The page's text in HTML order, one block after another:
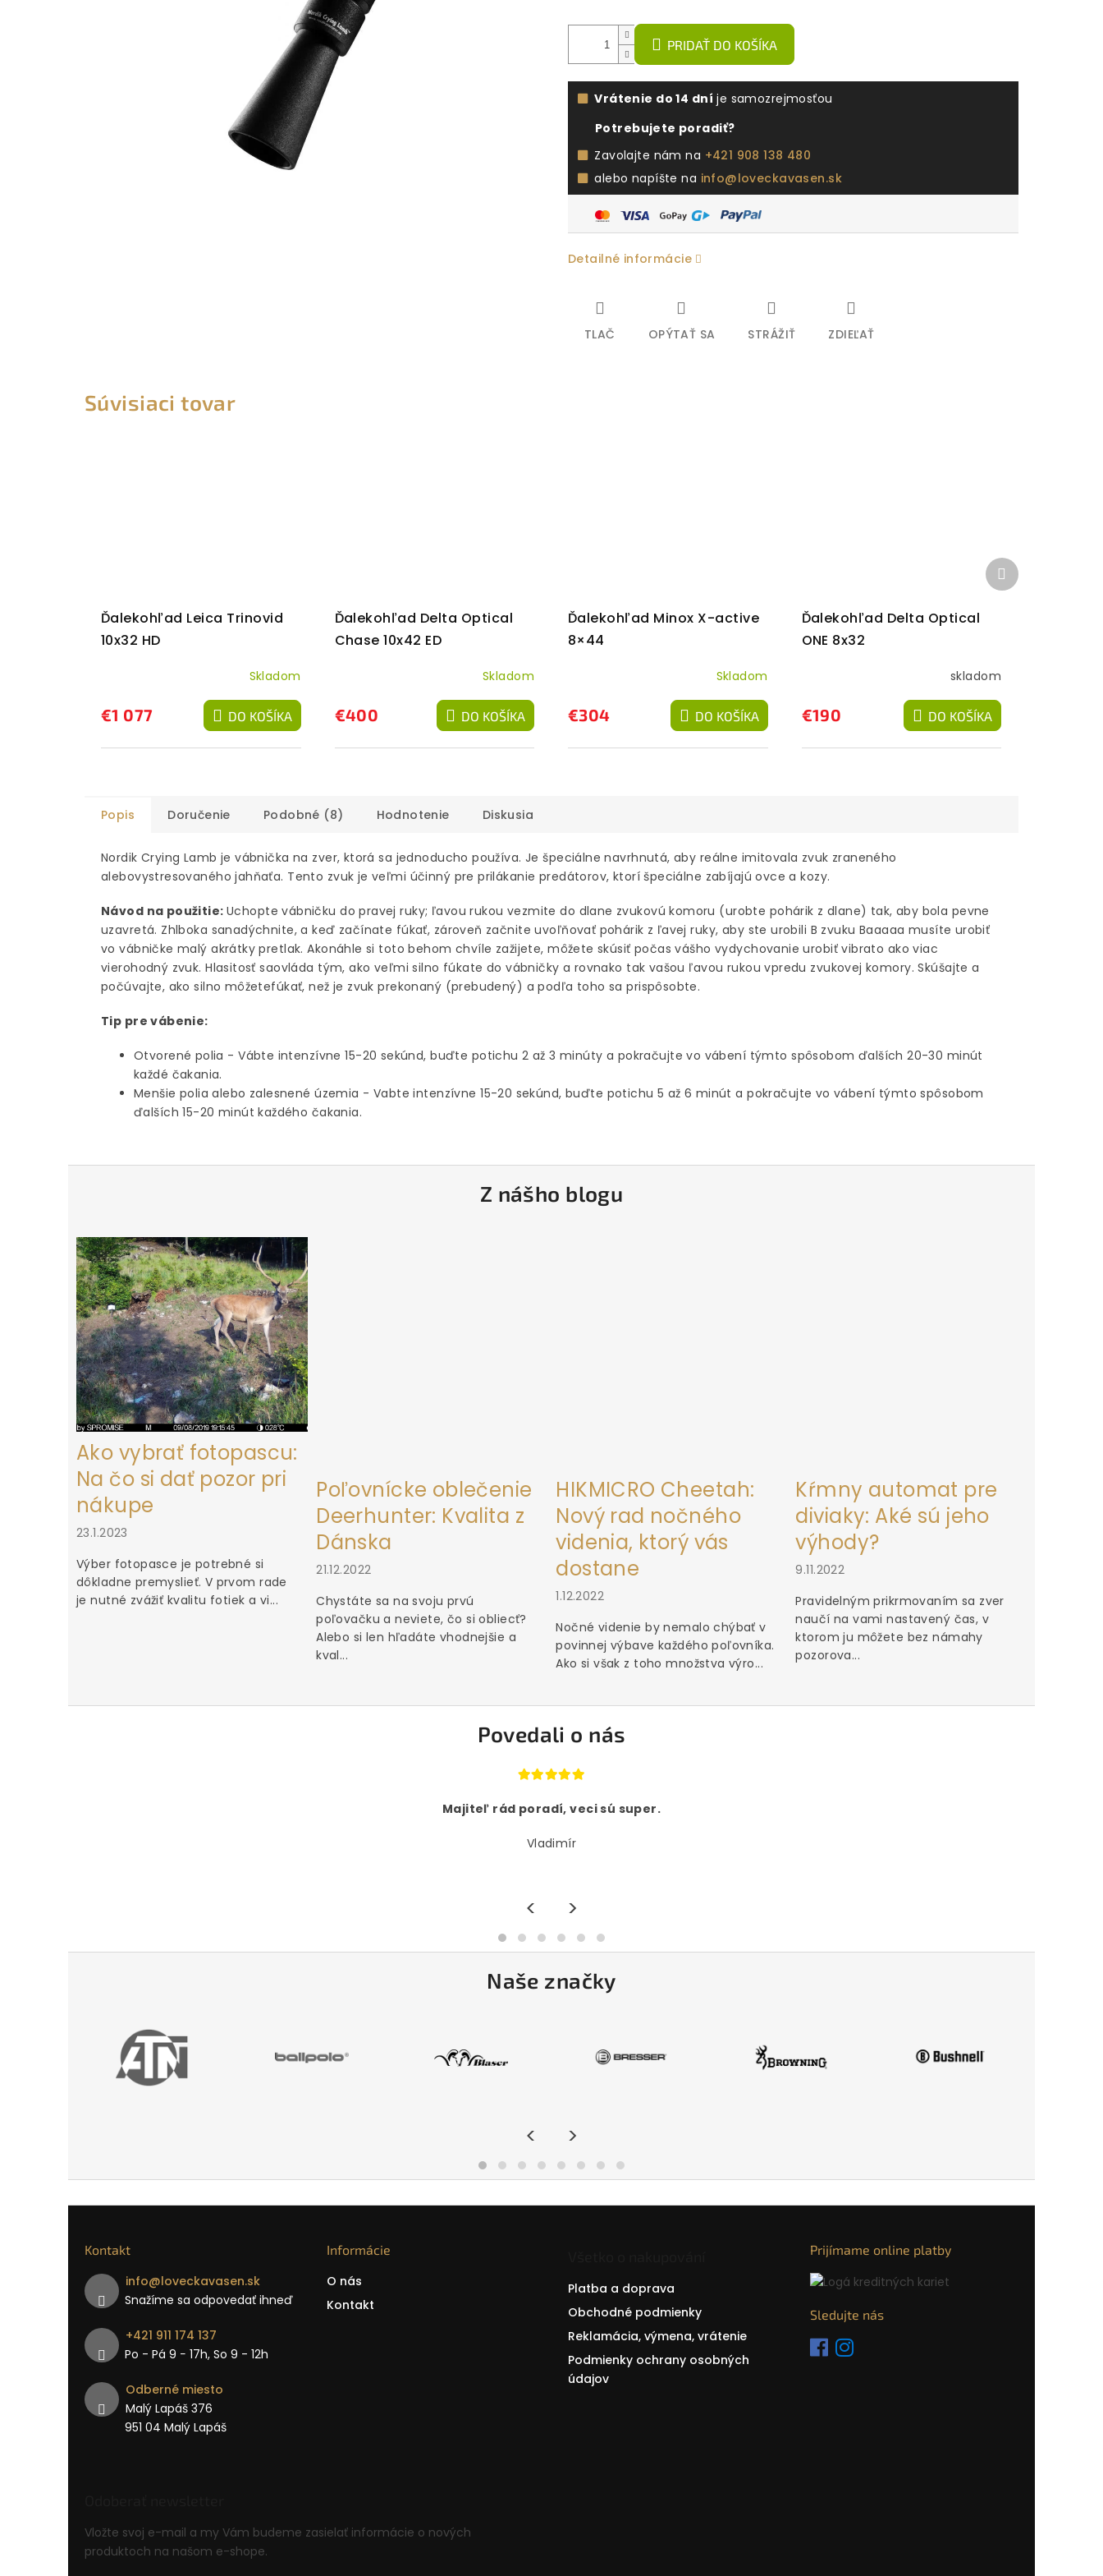
PRIDAŤ DO KOŠÍKA
Vrátenie do 14 dní je samozrejmosťou
Potrebujete poradiť?
Zavolajte nám na +421 908 138 480
alebo napíšte na info@loveckavasen.sk
Detailné informácie
TLAČ OPÝTAŤ SA STRÁŽIŤ ZDIEĽAŤ
Súvisiaci tovar
Ďalekohľad Leica Trinovid
10x32 HD
Skladom
€1 077 DO KOŠÍKA
Ďalekohľad Delta Optical
Chase 10x42 ED
Skladom
€400 DO KOŠÍKA
Ďalekohľad Minox X-active
8×44
Skladom
€304 DO KOŠÍKA
Ďalekohľad Delta Optical
ONE 8x32
skladom
€190 DO KOŠÍKA
Ďalší
produkt
Popis Doručenie Podobné (8) Hodnotenie Diskusia
Nordik Crying Lamb je vábnička na zver, ktorá sa jednoducho používa. Je špeciálne navrhnutá, aby reálne imitovala zvuk zraneného
alebovystresovaného jahňaťa. Tento zvuk je veľmi účinný pre prilákanie predátorov, ktorí špeciálne zabíjajú ovce a kozy.
Návod na použitie: Uchopte vábničku do pravej ruky; ľavou rukou vezmite do dlane zvukovú komoru (urobte pohárik z dlane) tak, aby bola pevne
uzavretá. Zhlboka sanadýchnite, a keď začínate fúkať, zároveň začnite uvoľňovať pohárik z ľavej ruky, aby ste urobili B zvuku Baaaaa musíte urobiť
vo vábničke malý akrátky pretlak. Akonáhle si toto behom chvíle zažijete, môžete skúsiť počas vášho vydychovanie urobiť vibrato ako viac
vierohodný zvuk. Hlasitosť saovláda tým, ako veľmi silno fúkate do vábničky a rovnako tak vašou ľavou rukou vpredu zvukovej komory. Skúšajte a
počúvajte, ako silno môžetefúkať, než je zvuk prekonaný (prebudený) a podľa toho sa prispôsobte.
Tip pre vábenie:
Otvorené polia - Vábte intenzívne 15-20 sekúnd, buďte potichu 2 až 3 minúty a pokračujte vo vábení týmto spôsobom ďalších 20-30 minút
každé čakania.
Menšie polia alebo zalesnené územia - Vabte intenzívne 15-20 sekúnd, buďte potichu 5 až 6 minút a pokračujte vo vábení týmto spôsobom
ďalších 15-20 minút každého čakania.
Z nášho blogu
Ako vybrať fotopascu:
Na čo si dať pozor pri
nákupe
23.1.2023
Výber fotopasce je potrebné si
dôkladne premyslieť. V prvom rade
je nutné zvážiť kvalitu fotiek a vi...
Poľovnícke oblečenie
Deerhunter: Kvalita z
Dánska
21.12.2022
Chystáte sa na svoju prvú
poľovačku a neviete, čo si obliecť?
Alebo si len hľadáte vhodnejšie a
kval...
HIKMICRO Cheetah:
Nový rad nočného
videnia, ktorý vás
dostane
1.12.2022
Nočné videnie by nemalo chýbať v
povinnej výbave každého poľovníka.
Ako si však z toho množstva výro...
Kŕmny automat pre
diviaky: Aké sú jeho
výhody?
9.11.2022
Pravidelným prikrmovaním sa zver
naučí na vami nastavený čas, v
ktorom ju môžete bez námahy
pozorova...
Povedali o nás
Majiteľ rád poradí, veci sú super.
Vladimír
< >
Naše značky
< >
Kontakt
info@loveckavasen.sk
Snažíme sa odpovedať ihneď
+421 911 174 137
Po - Pá 9 − 17h, So 9 - 12h
Odberné miesto
Malý Lapáš 376
951 04 Malý Lapáš
Informácie
O nás
Kontakt
Platba a doprava
Obchodné podmienky
Reklamácia, výmena, vrátenie
Podmienky ochrany osobných
údajov
Prijímame online platby
Sledujte nás
Vložte svoj e-mail a my Vám budeme zasielať informácie o nových
produktoch na našom e-shope.